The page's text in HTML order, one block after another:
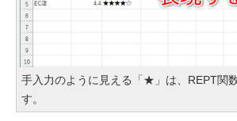
手入力のように見える「★」は、REPT関
す。